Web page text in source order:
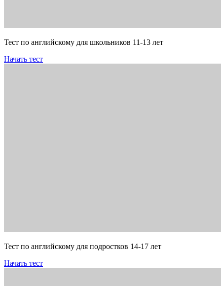
Тест по английскому для школьников 11-13 лет
Начать тест
Тест по английскому для подростков 14-17 лет
Начать тест